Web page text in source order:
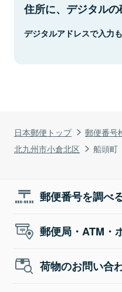
日本郵便トップ 郵便番号
北九州市小倉北区
船頭町
住所に、デジタルの
デジタルアドレスで入力
郵便番号を調べ
郵便局・ATM・
荷物のお問い合